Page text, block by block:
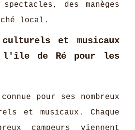
des manèges
local.
et musicaux
l'île de Ré pour les
pour ses nombreux
et musicaux. Chaque
campeurs viennent